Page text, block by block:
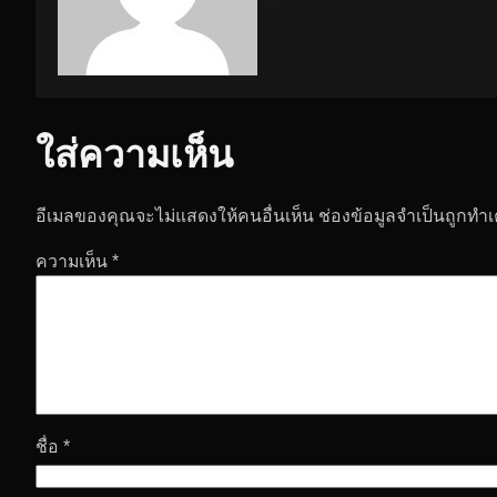
ใส่ความเห็น
อีเมลของคุณจะไม่แสดงให้คนอื่นเห็น ช่องข้อมูลจำเป็นถูกทำ
ความเห็น *
ชื่อ *